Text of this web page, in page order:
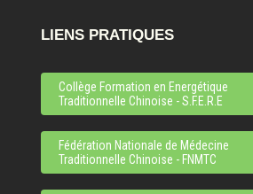
LIENS PRATIQUES
Collège Formation en Energétique
Traditionnelle Chinoise - S.F.E.R.E
Fédération Nationale de Médecine
Traditionnelle Chinoise - FNMTC